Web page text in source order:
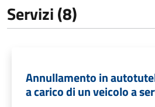
Servizi (8)
Annullamento in
a carico di un veicolo a